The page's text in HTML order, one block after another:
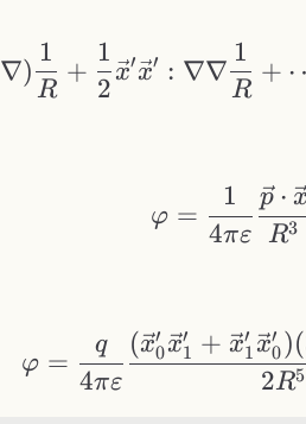
∇)
R
1
+
2
1
x′x′ : ∇∇
R
1
+
φ =
4πε
1
R3
p ⋅ x
φ =
4πε
q
2R5
(x0
′ x1
′ + x1
′ x0
′ )(